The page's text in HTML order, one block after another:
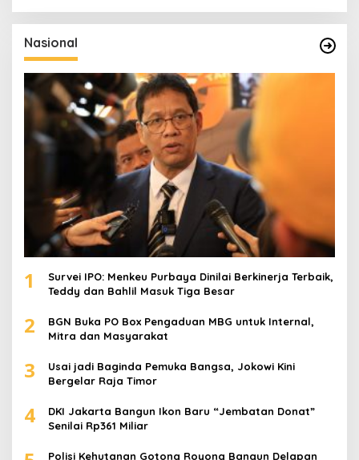
i
u
n
t
k
:
Nasional
1
Survei IPO: Menkeu Purbaya Dinilai Berkinerja Terbaik,
Teddy dan Bahlil Masuk Tiga Besar
2
BGN Buka PO Box Pengaduan MBG untuk Internal,
Mitra dan Masyarakat
3
Usai jadi Baginda Pemuka Bangsa, Jokowi Kini
Bergelar Raja Timor
4
DKI Jakarta Bangun Ikon Baru “Jembatan Donat”
Senilai Rp361 Miliar
Polisi Kehutanan Gotong Royong Bangun Delapan